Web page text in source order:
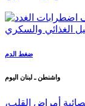
ضغط الدم
واشنطن ـ لبنان اليوم
أمراض القلب،